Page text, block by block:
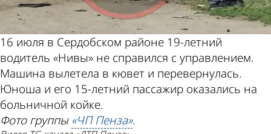
16 июля в Сердобском районе 19-летний
водитель «Нивы» не справился с управлением.
Машина вылетела в кювет и перевернулась.
Юноша и его 15-летний пассажир оказались на
больничной койке.
Фото группы «ЧП Пенза».